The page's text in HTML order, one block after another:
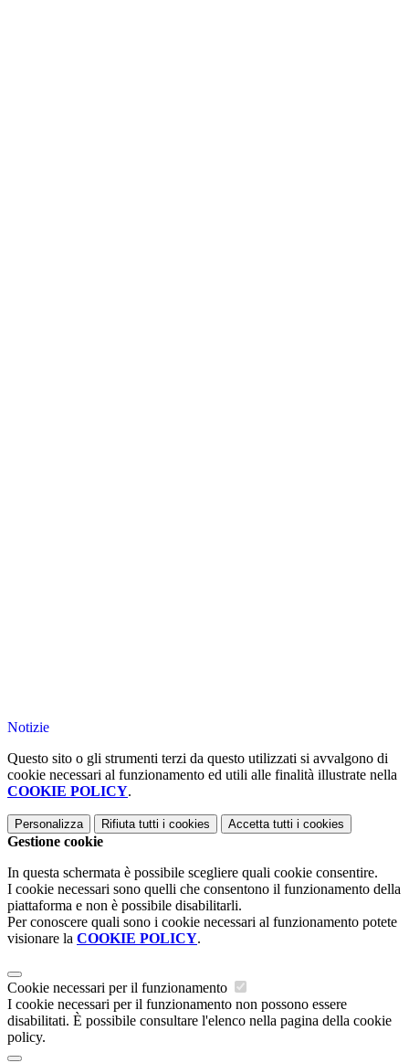
Notizie
Questo sito o gli strumenti terzi da questo utilizzati si avvalgono di
cookie necessari al funzionamento ed utili alle finalità illustrate nella
COOKIE POLICY.
Personalizza Rifiuta tutti i cookies Accetta tutti i cookies
Gestione cookie
In questa schermata è possibile scegliere quali cookie consentire.
I cookie necessari sono quelli che consentono il funzionamento della
piattaforma e non è possibile disabilitarli.
Per conoscere quali sono i cookie necessari al funzionamento potete
visionare la COOKIE POLICY.
Cookie necessari per il funzionamento
I cookie necessari per il funzionamento non possono essere
disabilitati. È possibile consultare l'elenco nella pagina della cookie
policy.